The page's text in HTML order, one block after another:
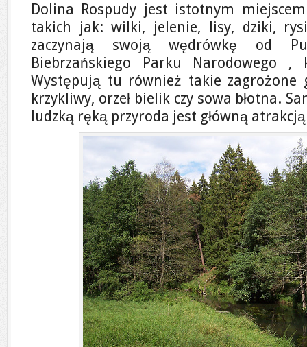
Dolina Rospudy jest istotnym
takich jak: wilki, jelenie, lisy, dziki,
zaczynają swoją wędrówkę od
Biebrzańskiego Parku Narodowego
Występują tu również takie
krzykliwy, orzeł bielik czy sowa błotna.
ludzką ręką przyroda jest główną